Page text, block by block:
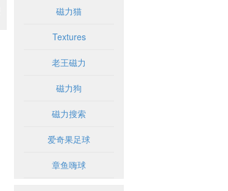
磁力猫
Textures
老王磁力
磁力狗
磁力搜索
爱奇果足球
章鱼嗨球